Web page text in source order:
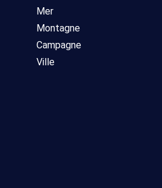
Mer
Montagne
Campagne
Ville